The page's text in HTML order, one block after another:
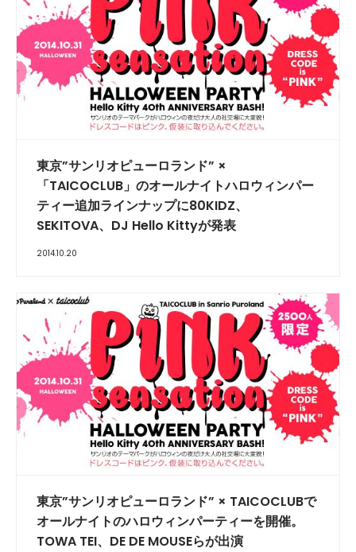
東京”サンリオピューロランド” ×
「TAICOCLUB」のオールナイトハロウィンパー
ティー追加ラインナップに80KIDZ、
SEKITOVA、DJ Hello Kittyが発表
2014.10.20
東京”サンリオピューロランド” × TAICOCLUBで
オールナイトのハロウィンパーティーを開催。
TOWA TEI、DE DE MOUSEらが出演